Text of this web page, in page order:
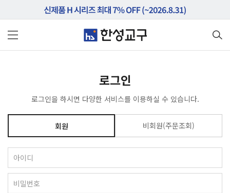
로그인
로그인을 하시면 다양한 서비스를 이용하실 수 있습니다.
회원 비회원(주문조회)